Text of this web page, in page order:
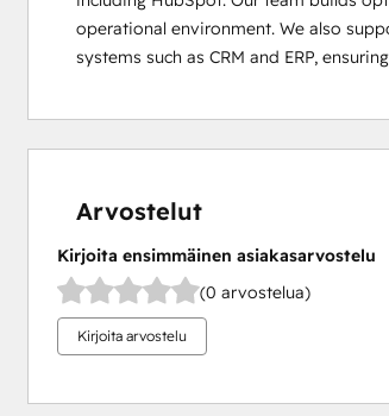
operational environment. We also
systems such as CRM and ERP,
Arvostelut
Kirjoita ensimmäinen asiakasarvostelu
(0 arvostelua)
Kirjoita arvostelu